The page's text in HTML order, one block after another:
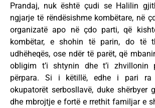
Prandaj, nuk është çudi se Halilin
ngjarje të rëndësishme kombëtare, në
organizatë apo në çdo parti, që
kombëtar, e shohin të parin, do të
udhëheqës, ose ndër të parët, që
obligim t’i shtynin dhe t’i zhvillonin
përpara. Si i këtillë, edhe i pari
okupatorët serbosllavë, duke shërbyer
dhe mbrojtje e fortë e rrethit familjar e